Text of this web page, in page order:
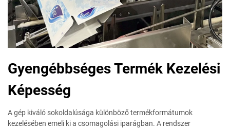
Gyengébbséges Termék Kezelési
Képesség
A gép kiváló sokoldalúsága különböző termékformátumok
kezelésében emeli ki a csomagolási iparágban. A rendszer